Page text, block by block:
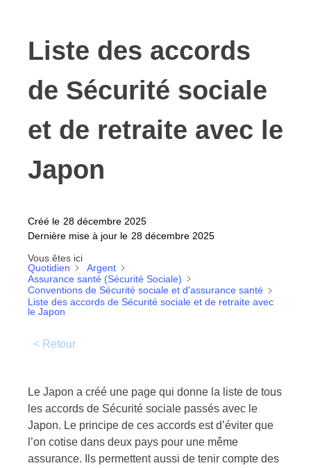
Liste des accords
de Sécurité sociale
et de retraite avec le
Japon
Créé le 28 décembre 2025
Dernière mise à jour le 28 décembre 2025
Vous êtes ici
Quotidien
Argent
Assurance santé (Sécurité Sociale)
Conventions de Sécurité sociale et d'assurance santé
Liste des accords de Sécurité sociale et de retraite avec
le Japon
< Retour
Le Japon a créé une page qui donne la liste de tous
les accords de Sécurité sociale passés avec le
Japon. Le principe de ces accords est d’éviter que
l’on cotise dans deux pays pour une même
assurance. Ils permettent aussi de tenir compte des